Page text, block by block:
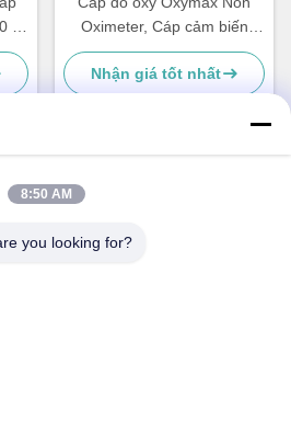
/
Oximeter, Cáp cảm biến
Ultraview Spel2 của
Spacelabs
Nhận giá tốt nhất
8:50 AM
you looking for?